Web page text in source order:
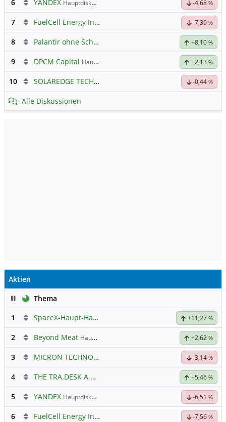
6 YANDEX Hauptdiskussion -4,68 %
7 FuelCell Energy Inc Registered Shs Hauptdiskussion-7,39 %
8 Palantir ohne Schnickschnack +8,10 %
9 DPCM Capital Hauptdiskussion +2,13 %
10 SOLAREDGE TECHHauptdiskussion -0,44 %
Alle Diskussionen
Aktien
PauseThema
1
SpaceX-Haupt-Hauptforum +11,27 %
2 Beyond Meat Hauptdiskussion +2,62 %
3 MICRON TECHNOLOGY -3,14 %
4 THE TRA.DESK A DL-,000001 +5,46 %
5 YANDEX Hauptdiskussion -6,51 %
6 FuelCell Energy Inc Registered Shs Hauptdiskussion-7,56 %